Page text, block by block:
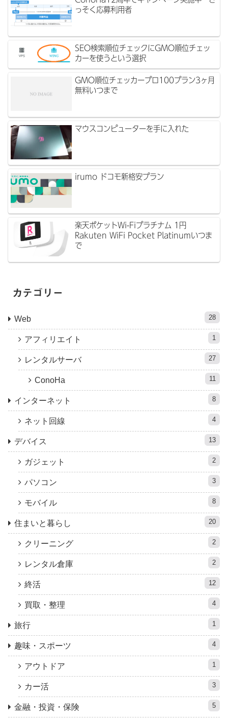
っそく応募利用者
SEO検索順位チェックにGMO順位チェッ
カーを使うという選択
GMO順位チェッカープロ100プラン3ヶ月
無料いつまで
マウスコンピューターを手に入れた
irumo ドコモ新格安プラン
楽天ポケットWi-Fiプラチナム 1円
Rakuten WiFi Pocket Platinumいつま
で
カテゴリー
Web 28
アフィリエイト 1
レンタルサーバ 27
ConoHa 11
インターネット 8
ネット回線 4
デバイス 13
ガジェット 2
パソコン 3
モバイル 8
住まいと暮らし 20
クリーニング 2
レンタル倉庫 2
終活 12
買取・整理 4
旅行 1
趣味・スポーツ 4
アウトドア 1
カー活 3
金融・投資・保険 5